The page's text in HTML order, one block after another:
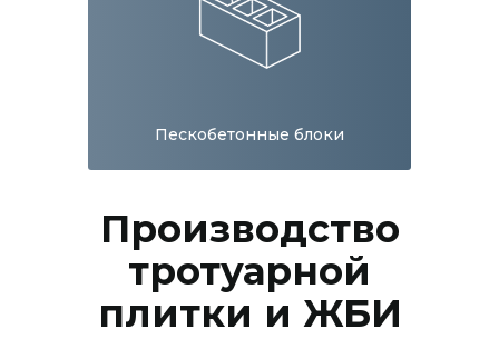
Пескобетонные блоки
Производство
тротуарной
плитки и ЖБИ